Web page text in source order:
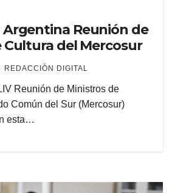
Argentina Reunión de
Cultura del Mercosur
REDACCIÓN DIGITAL
Reunión de Ministros de
Común del Sur (Mercosur)
esta…